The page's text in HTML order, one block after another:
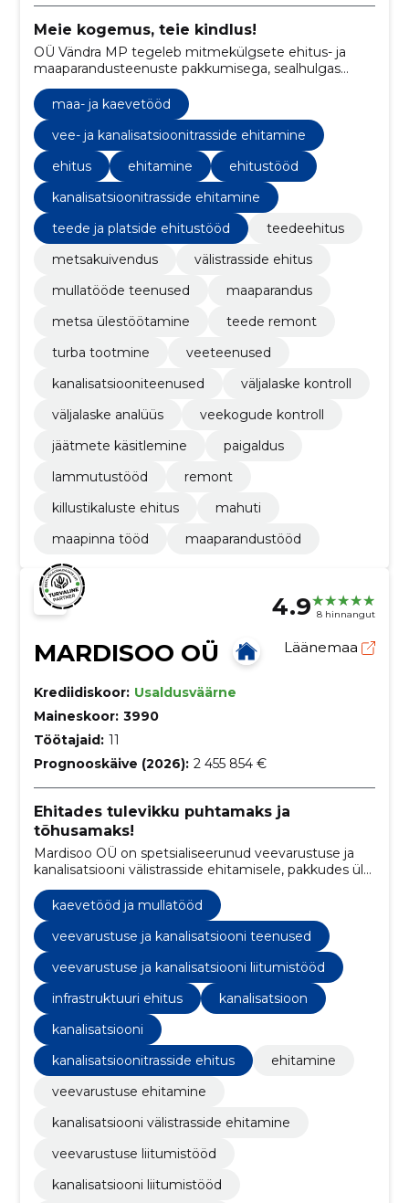
Meie kogemus, teie kindlus!
OÜ Vändra MP tegeleb mitmekülgsete ehitus- ja
maaparandusteenuste pakkumisega, sealhulgas
maaparandus, metsakuivendus, teede remont,
lammutustööd ja turba tootmine.
maa- ja kaevetööd
vee- ja kanalisatsioonitrasside ehitamine
ehitus
ehitamine
ehitustööd
kanalisatsioonitrasside ehitamine
teede ja platside ehitustööd
teedeehitus
metsakuivendus
välistrasside ehitus
mullatööde teenused
maaparandus
metsa ülestöötamine
teede remont
turba tootmine
veeteenused
kanalisatsiooniteenused
väljalaske kontroll
väljalaske analüüs
veekogude kontroll
jäätmete käsitlemine
paigaldus
lammutustööd
remont
killustikaluste ehitus
mahuti
maapinna tööd
maaparandustööd
4.9 8 hinnangut
MARDISOO OÜ Läänemaa
Krediidiskoor: Usaldusväärne
Maineskoor: 3990
Töötajaid: 11
Prognooskäive (2026): 2 455 854 €
Ehitades tulevikku puhtamaks ja
tõhusamaks!
Mardisoo OÜ on spetsialiseerunud veevarustuse ja
kanalisatsiooni välistrasside ehitamisele, pakkudes üle
20 aasta kogemusega kvaliteetseid ja nõudmistele
vastavaid teenuseid.
kaevetööd ja mullatööd
veevarustuse ja kanalisatsiooni teenused
veevarustuse ja kanalisatsiooni liitumistööd
infrastruktuuri ehitus
kanalisatsioon
kanalisatsiooni
kanalisatsioonitrasside ehitus
ehitamine
veevarustuse ehitamine
kanalisatsiooni välistrasside ehitamine
veevarustuse liitumistööd
kanalisatsiooni liitumistööd